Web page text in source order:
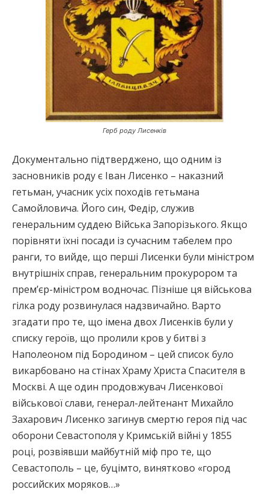
Герб роду Лисенків
Документально підтверджено, що одним із
засновників роду є Іван Лисенко – наказний
гетьман, учасник усіх походів гетьмана
Самойловича. Його син, Федір, служив
генеральним суддею Війська Запорізького. Якщо
порівняти їхні посади із сучасним табелем про
ранги, то вийде, що перші Лисенки були міністром
внутрішніх справ, генеральним прокурором та
прем’єр-міністром водночас. Пізніше ця військова
гілка роду розвинулася надзвичайно. Варто
згадати про те, що імена двох Лисенків були у
списку героїв, що пролили кров у битві з
Наполеоном під Бородином – цей список було
викарбовано на стінах Храму Христа Спасителя в
Москві. А ще один продовжувач Лисенкової
військової слави, генерал-лейтенант Михайло
Захарович Лисенко загинув смертю героя під час
оборони Севастополя у Кримській війні у 1855
році, розвіявши майбутній міф про те, що
Севастополь – це, буцімто, винятково «город
российских моряков…»